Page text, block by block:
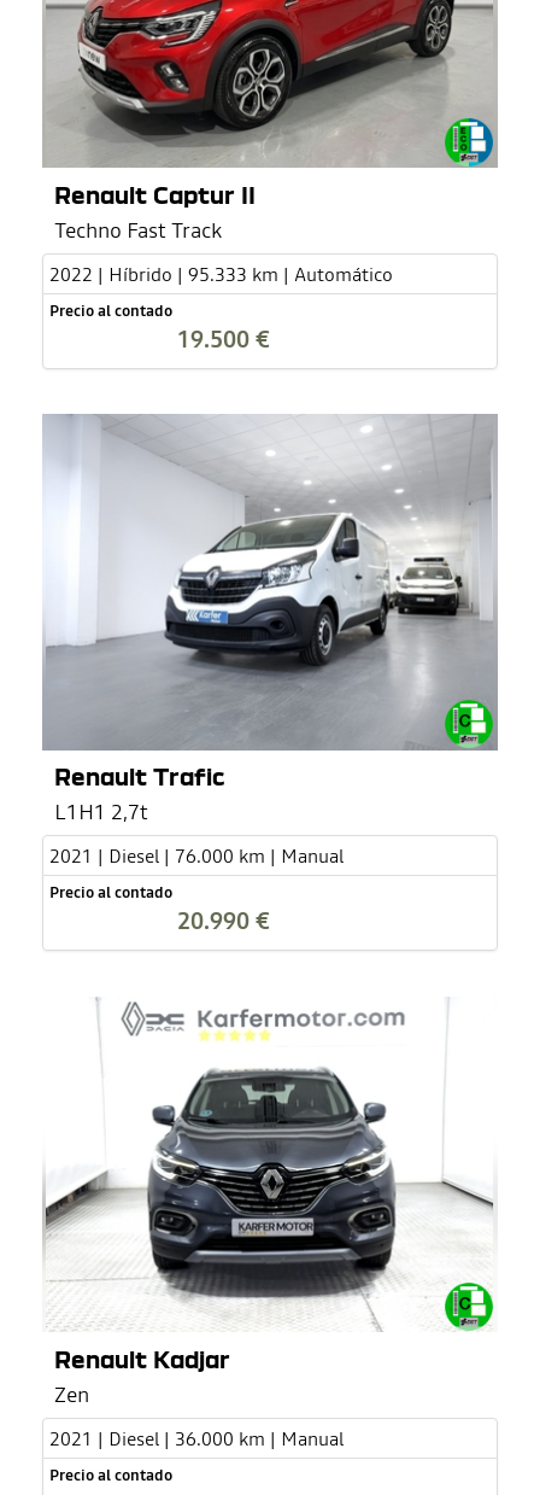
Renault Captur II
Techno Fast Track
2022 | Híbrido | 95.333 km | Automático
Precio al contado
19.500 €
Renault Trafic
L1H1 2,7t
2021 | Diesel | 76.000 km | Manual
Precio al contado
20.990 €
Renault Kadjar
Zen
2021 | Diesel | 36.000 km | Manual
Precio al contado